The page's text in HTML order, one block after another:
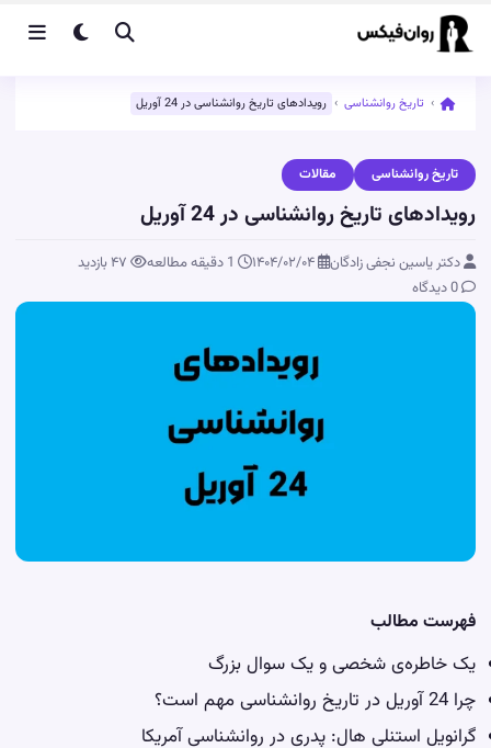
› تاریخ روانشناسی › رویدادهای تاریخ روانشناسی در 24 آوریل
تاریخ روانشناسی مقالات
رویدادهای تاریخ روانشناسی در 24 آوریل
دکتر یاسین نجفی زادگان ۴۷ بازدید
فهرست مطالب
یک خاطره‌ی شخصی و یک سوال بزرگ
چرا 24 آوریل در تاریخ روانشناسی مهم است؟
گرانویل استنلی هال: پدری در روانشناسی آمریکا